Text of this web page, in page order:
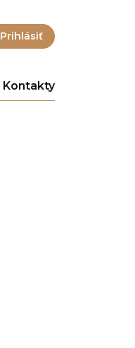
Prihlásiť
Kontakty